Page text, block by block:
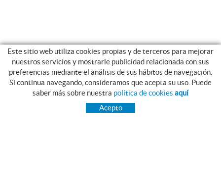
CATEGORIAS
Este sitio web utiliza cookies propias y de terceros para mejorar
nuestros servicios y mostrarle publicidad relacionada con sus
preferencias mediante el análisis de sus hábitos de navegación.
Si continua navegando, consideramos que acepta su uso. Puede
saber más sobre nuestra política de cookies aquí
Acepto